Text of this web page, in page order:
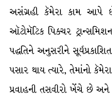
અસંગ્રહી કૅમેરા કામ આપે
ઑટોમૅટિક પિક્ચર
પદ્ધતિને અનુસરીને
પસાર થાય ત્યારે, તેમાંનો
પ્રવાહની તસવીરો ખેંચે છે અને